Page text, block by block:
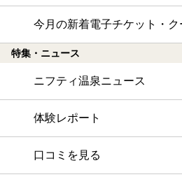
今月の新着電子チケット・ク
特集・ニュース
ニフティ温泉ニュース
体験レポート
口コミを見る